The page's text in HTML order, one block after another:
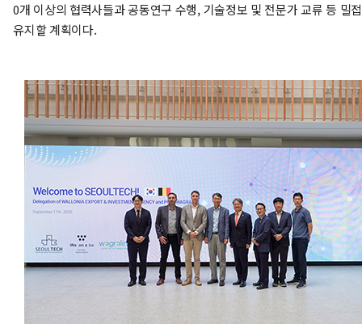
0개 이상의 협력사들과 공동연구 수행, 기술정보 및 전문가 교류 등 밀
유지할 계획이다.